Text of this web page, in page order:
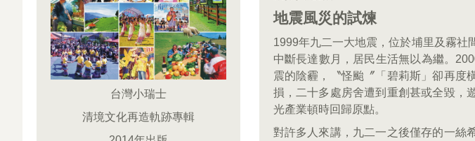
台灣小瑞士
清境文化再造軌跡專輯
地震風災的試煉
1999年九二一大地震，位於埔里及霧社
中斷長達數月，居民生活無以為繼。
震的陰霾，〝怪颱〞「碧莉斯」卻再度
損，二十多處房舍遭到重創甚或全毀，
光產業頓時回歸原點。
對許多人來講，九二一之後僅存的一絲